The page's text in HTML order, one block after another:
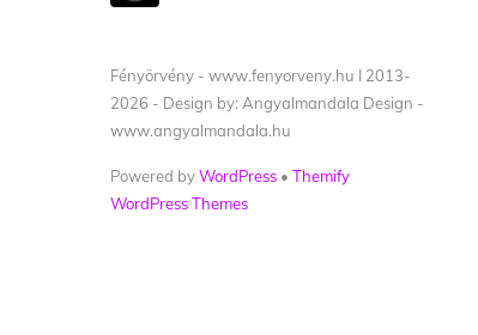
Fényörvény - www.fenyorveny.hu I 2013-
2026 - Design by: Angyalmandala Design -
www.angyalmandala.hu
Powered byWordPress • Themify
WordPress Themes